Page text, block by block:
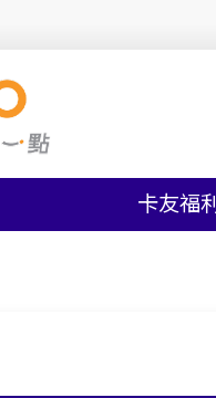
卡友福利